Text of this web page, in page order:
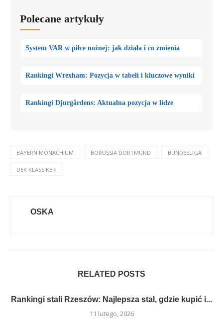
Polecane artykuły
System VAR w piłce nożnej: jak działa i co zmienia
Rankingi Wrexham: Pozycja w tabeli i kluczowe wyniki
Rankingi Djurgårdens: Aktualna pozycja w lidze
BAYERN MONACHIUM BORUSSIA DORTMUND BUNDESLIGA
DER KLASSIKER
OSKA
RELATED POSTS
Rankingi stali Rzeszów: Najlepsza stal, gdzie kupić i...
11 lutego, 2026